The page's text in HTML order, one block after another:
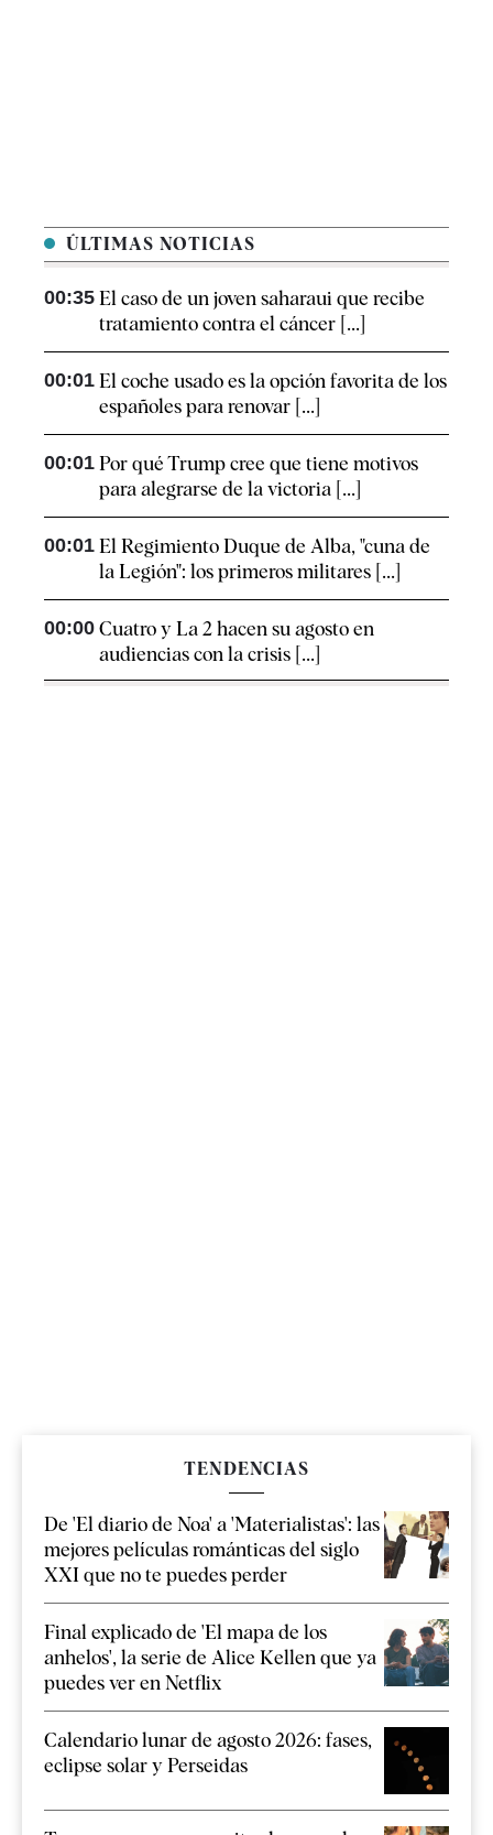
ÚLTIMAS NOTICIAS
00:35 El caso de un joven saharaui que recibe
tratamiento contra el cáncer [...]
00:01 El coche usado es la opción favorita de los
españoles para renovar [...]
00:01 Por qué Trump cree que tiene motivos
para alegrarse de la victoria [...]
00:01 El Regimiento Duque de Alba, "cuna de
la Legión": los primeros militares [...]
00:00 Cuatro y La 2 hacen su agosto en
audiencias con la crisis [...]
TENDENCIAS
De 'El diario de Noa' a 'Materialistas': las
mejores películas románticas del siglo
XXI que no te puedes perder
Final explicado de 'El mapa de los
anhelos', la serie de Alice Kellen que ya
puedes ver en Netflix
Calendario lunar de agosto 2026: fases,
eclipse solar y Perseidas